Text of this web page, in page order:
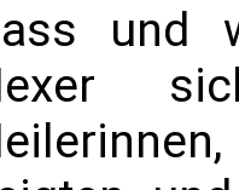
und